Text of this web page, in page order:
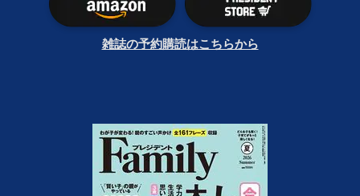
雑誌の予約購読はこちらから